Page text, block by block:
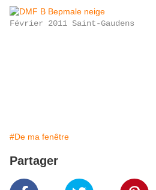
Février 2011 Saint-Gaudens
#De ma fenêtre
Partager